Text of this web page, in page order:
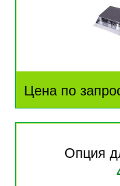
Цена по
Опция